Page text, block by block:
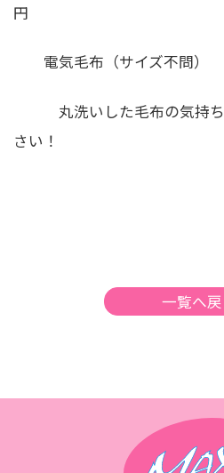
円
電気毛布（サイズ不問
丸洗いした毛布の気持ち
さい！
一覧へ戻